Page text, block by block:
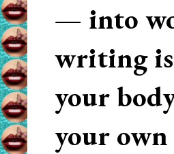
— into
writing
your
your